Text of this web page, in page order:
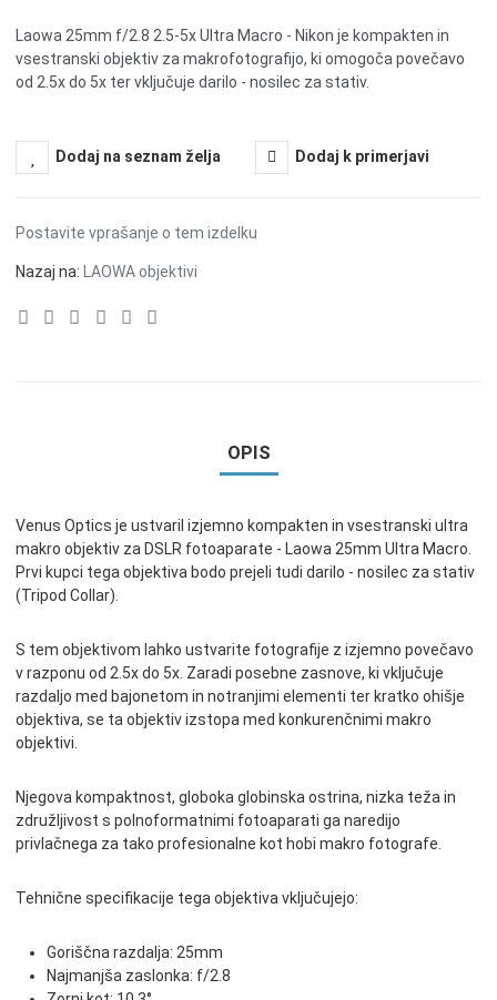
Laowa 25mm f/2.8 2.5-5x Ultra Macro - Nikon je kompakten in
vsestranski objektiv za makrofotografijo, ki omogoča povečavo
od 2.5x do 5x ter vključuje darilo - nosilec za stativ.
Dodaj na seznam želja Dodaj k primerjavi
Postavite vprašanje o tem izdelku
Nazaj na: LAOWA objektivi
OPIS
Venus Optics je ustvaril izjemno kompakten in vsestranski ultra
makro objektiv za DSLR fotoaparate - Laowa 25mm Ultra Macro.
Prvi kupci tega objektiva bodo prejeli tudi darilo - nosilec za stativ
(Tripod Collar).
S tem objektivom lahko ustvarite fotografije z izjemno povečavo
v razponu od 2.5x do 5x. Zaradi posebne zasnove, ki vključuje
razdaljo med bajonetom in notranjimi elementi ter kratko ohišje
objektiva, se ta objektiv izstopa med konkurenčnimi makro
objektivi.
Njegova kompaktnost, globoka globinska ostrina, nizka teža in
združljivost s polnoformatnimi fotoaparati ga naredijo
privlačnega za tako profesionalne kot hobi makro fotografe.
Tehnične specifikacije tega objektiva vključujejo:
Goriščna razdalja: 25mm
Najmanjša zaslonka: f/2.8